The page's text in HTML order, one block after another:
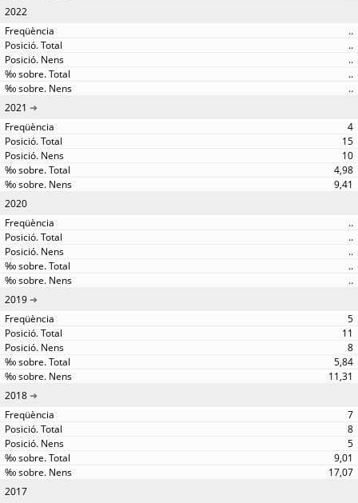
2022
..
..
..
..
..
2021
4
15
10
4,98
9,41
2020
..
..
..
..
..
2019
5
11
8
5,84
11,31
2018
7
8
5
9,01
17,07
2017